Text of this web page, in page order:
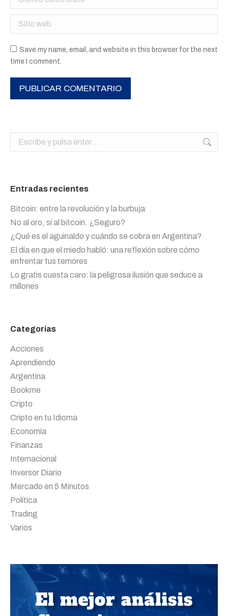
Sitio web
Save my name, email, and website in this browser for the next
time I comment.
PUBLICAR COMENTARIO
Buscar:
Entradas recientes
Bitcoin: entre la revolución y la burbuja
No al oro, sí al bitcoin. ¿Seguro?
¿Qué es el aguinaldo y cuándo se cobra en Argentina?
El día en que el miedo habló: una reflexión sobre cómo
enfrentar tus temores
Lo gratis cuesta caro: la peligrosa ilusión que seduce a
millones
Categorías
Acciones
Aprendiendo
Argentina
Bookme
Cripto
Cripto en tu Idioma
Economía
Finanzas
Internacional
Inversor Diario
Mercado en 5 Minutos
Política
Trading
Varios